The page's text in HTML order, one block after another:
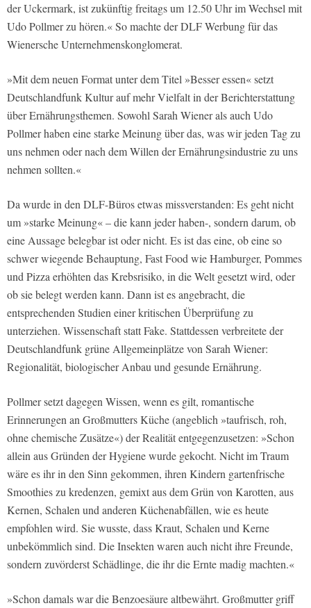
der Uckermark, ist zukünftig freitags um 12.50 Uhr im Wechsel mit
Udo Pollmer zu hören.« So machte der DLF Werbung für das
Wienersche Unternehmenskonglomerat.
»Mit dem neuen Format unter dem Titel »Besser essen« setzt
Deutschlandfunk Kultur auf mehr Vielfalt in der Berichterstattung
über Ernährungsthemen. Sowohl Sarah Wiener als auch Udo
Pollmer haben eine starke Meinung über das, was wir jeden Tag zu
uns nehmen oder nach dem Willen der Ernährungsindustrie zu uns
nehmen sollten.«
Da wurde in den DLF-Büros etwas missverstanden: Es geht nicht
um »starke Meinung« – die kann jeder haben-, sondern darum, ob
eine Aussage belegbar ist oder nicht. Es ist das eine, ob eine so
schwer wiegende Behauptung, Fast Food wie Hamburger, Pommes
und Pizza erhöhten das Krebsrisiko, in die Welt gesetzt wird, oder
ob sie belegt werden kann. Dann ist es angebracht, die
entsprechenden Studien einer kritischen Überprüfung zu
unterziehen. Wissenschaft statt Fake. Stattdessen verbreitete der
Deutschlandfunk grüne Allgemeinplätze von Sarah Wiener:
Regionalität, biologischer Anbau und gesunde Ernährung.
Pollmer setzt dagegen Wissen, wenn es gilt, romantische
Erinnerungen an Großmutters Küche (angeblich »taufrisch, roh,
ohne chemische Zusätze«) der Realität entgegenzusetzen: »Schon
allein aus Gründen der Hygiene wurde gekocht. Nicht im Traum
wäre es ihr in den Sinn gekommen, ihren Kindern gartenfrische
Smoothies zu kredenzen, gemixt aus dem Grün von Karotten, aus
Kernen, Schalen und anderen Küchenabfällen, wie es heute
empfohlen wird. Sie wusste, dass Kraut, Schalen und Kerne
unbekömmlich sind. Die Insekten waren auch nicht ihre Freunde,
sondern zuvörderst Schädlinge, die ihr die Ernte madig machten.«
»Schon damals war die Benzoesäure altbewährt. Großmutter griff